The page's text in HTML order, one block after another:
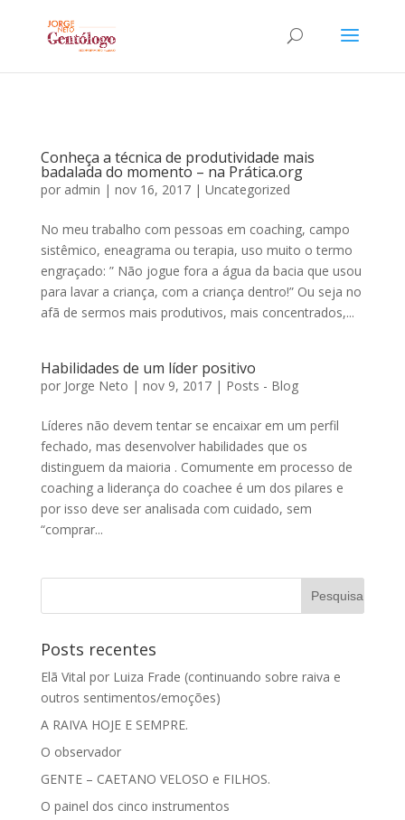
Conheça a técnica de produtividade mais
badalada do momento – na Prática.org
por admin | nov 16, 2017| Uncategorized
No meu trabalho com pessoas em coaching, campo
sistêmico, eneagrama ou terapia, uso muito o termo
engraçado: ” Não jogue fora a água da bacia que usou
para lavar a criança, com a criança dentro!” Ou seja no
afã de sermos mais produtivos, mais concentrados,...
Habilidades de um líder positivo
por Jorge Neto | nov 9, 2017| Posts - Blog
Líderes não devem tentar se encaixar em um perfil
fechado, mas desenvolver habilidades que os
distinguem da maioria . Comumente em processo de
coaching a liderança do coachee é um dos pilares e
por isso deve ser analisada com cuidado, sem
“comprar...
Posts recentes
Elã Vital por Luiza Frade (continuando sobre raiva e
outros sentimentos/emoções)
A RAIVA HOJE E SEMPRE.
O observador
GENTE – CAETANO VELOSO e FILHOS.
O painel dos cinco instrumentos